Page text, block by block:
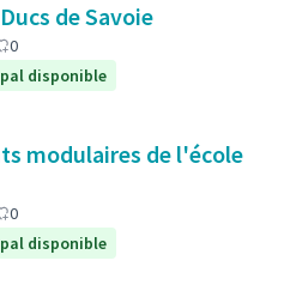
de Savoie
0
disponible
modulaires de l'école
0
disponible